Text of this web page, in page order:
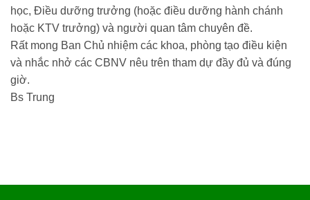
học, Điều dưỡng trưởng (hoặc điều dưỡng hành chánh
hoặc KTV trưởng) và người quan tâm chuyên đề.
Rất mong Ban Chủ nhiệm các khoa, phòng tạo điều kiện
và nhắc nhở các CBNV nêu trên tham dự đầy đủ và đúng
giờ.
Bs Trung